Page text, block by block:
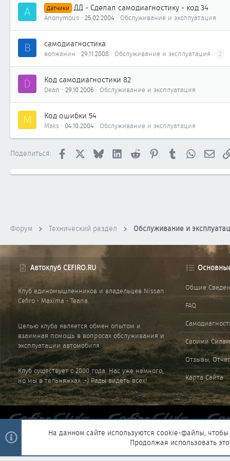
A Датчики ДД - Сделал самодиагностику - код 34
Anonymous 25.02.2004 Обслуживание и эксплуатация
В самодиагностика
волжанин 29.11.2008 Обслуживание и эксплуатация 2
D Код самодиагностики 82
Dean 29.10.2006 Обслуживание и эксплуатация
M Код ошибки 54
Maks 04.10.2004 Обслуживание и эксплуатация
Поделиться: Facebook Bluesky LinkedInReddit PinterestTumblrWhatsApp
Форум Технический раздел Обслуживание и
Автоклуб CEFIRO.RU
Клуб единомышленников и владельцев Nissan
Cefiro • Maxima • Teana.
Целью клуба является обмен опытом и
взаимная помощь в вопросах обслуживания и
эксплуатации автомобиля.
Клуб существует с 2000 года. Нас уже немного,
но мы в тельняжках :-) Рады видеть всех!
Общие
FAQ
Своими
Отзывы,
Карта Сайта
Community platform by XenForo © 2010-2025 XenForo Ltd. |Style and
На данном сайте используются cookie-файлы, чтобы
Продолжая использовать